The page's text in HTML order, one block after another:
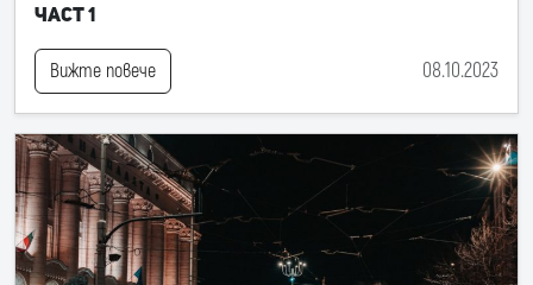
част 1
Вижте повече 08.10.2023